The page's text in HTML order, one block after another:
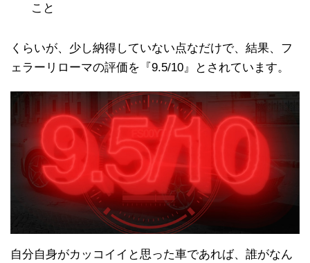
こと
くらいが、少し納得していない点なだけで、結果、フ
ェラーリローマの評価を『9.5/10』とされています。
自分自身がカッコイイと思った車であれば、誰がなん